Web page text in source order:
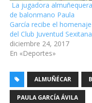
La jugadora almuñequera
de balonmano Paula
García recibe el homenaje
del Club Juventud Sexitana
diciembre 24, 2017
En «Deportes»
ALMUÑÉCAR
PAULA GARCÍA ÁVILA